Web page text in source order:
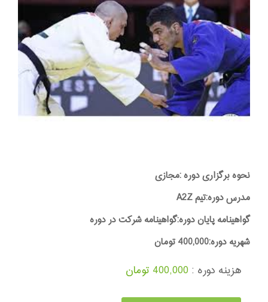
نحوه برگزاری دوره :مجازی
مدرس دوره:تیم A2Z
گواهینامه پایان دوره:گواهینامه شرکت در دوره
شهریه دوره:400,000 تومان
هزینه دوره : 400,000 تومان